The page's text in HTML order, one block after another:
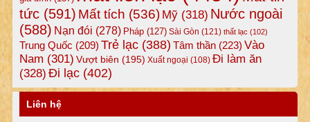
tức(591) Mất tích (536) Mỹ(318) Nước ngoài
(588) Nạn đói (278) Pháp(127) Sài Gòn (121) thất lạc (102)
Trung Quốc (209) Trẻ lạc(388) Tâm thần(223) Vào
Nam (301) Vượt biên (195) Xuất ngoại (108) Đi làm ăn
(328) Đi lạc(402)
Liên hệ